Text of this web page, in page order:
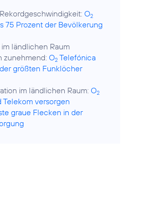
O2
75 Prozent der Bevölkerung
ländlichen Raum
zunehmend:O2 Telefónica
größten Funklöcher
im ländlichen Raum:O2
Telekom versorgen
graue Flecken in der